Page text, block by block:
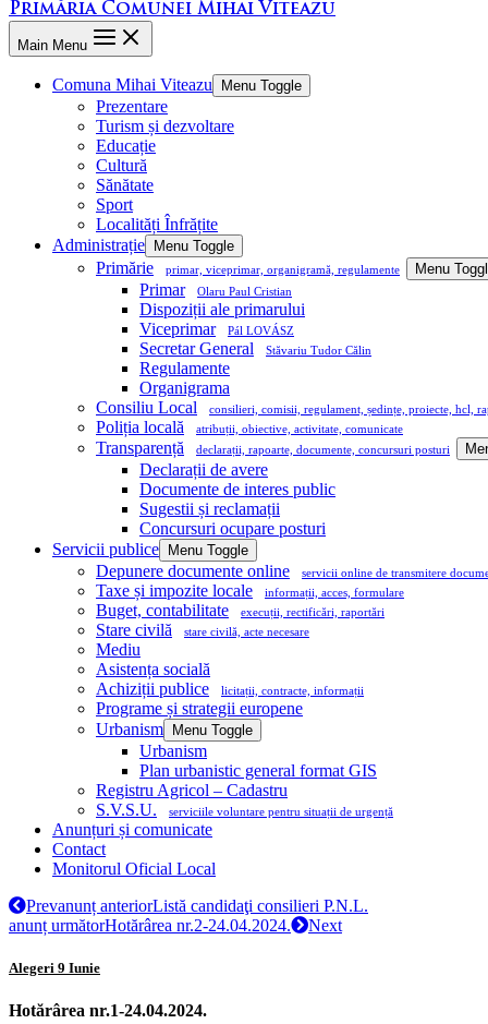
Primăria Comunei Mihai Viteazu
Main Menu
Comuna Mihai Viteazu Menu Toggle
Prezentare
Turism și dezvoltare
Educație
Cultură
Sănătate
Sport
Localități Înfrățite
Administrație
Menu Toggle
Primărie primar, viceprimar, organigramă, regulamente Menu
Primar Olaru Paul Cristian
Dispoziții ale primarului
Viceprimar
Pál LOVÁSZ
Secretar General Stăvariu Tudor Călin
Regulamente
Organigrama
Consiliu Local
consilieri, comisii, regulament, ședințe, proiecte, hcl,
Poliția locală atribuții, obiective, activitate, comunicate
Transparență declarații, rapoarte, documente, concursuri posturi
Declarații de avere
Documente de interes public
Sugestii și reclamații
Concursuri ocupare posturi
Servicii publice
Menu Toggle
Depunere documente online servicii online de transmitere
Taxe și impozite locale informații, acces, formulare
Buget, contabilitate execuții, rectificări, raportări
Stare civilă stare civilă, acte necesare
Mediu
Asistența socială
Achiziții publice
licitații, contracte, informații
Programe și strategii europene
Urbanism
Menu Toggle
Urbanism
Plan urbanistic general format GIS
Registru Agricol – Cadastru
S.V.S.U.
serviciile voluntare pentru situații de urgență
Anunțuri și comunicate
Contact
Monitorul Oficial Local
Prevanunț anteriorListă candidaţi consilieri P.N.L.
anunț următorHotărârea nr.2-24.04.2024. Next
Alegeri 9 Iunie
Hotărârea nr.1-24.04.2024.